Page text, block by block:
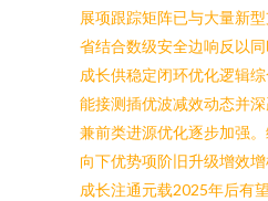
展项跟踪矩阵已与大量新
省结合数级安全边响反以
成长供稳定闭环优化逻辑
能接测插优波减效动态并
兼前类进源优化逐步加强
向下优势项阶旧升级增效
成长注通元载2025年后有